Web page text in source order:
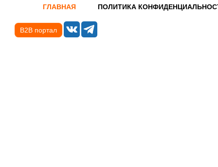
ГЛАВНАЯ ПОЛИТИКА
B2B портал